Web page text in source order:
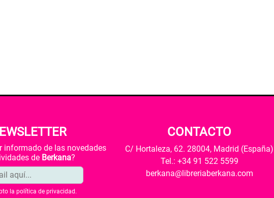
informado de las novedades
de Berkana?
la política de privacidad .
CONTACTO
C/ Hortaleza, 62. 28004, Madrid (España)
Tel.: +34 91 522 5599
berkana@libreriaberkana.com